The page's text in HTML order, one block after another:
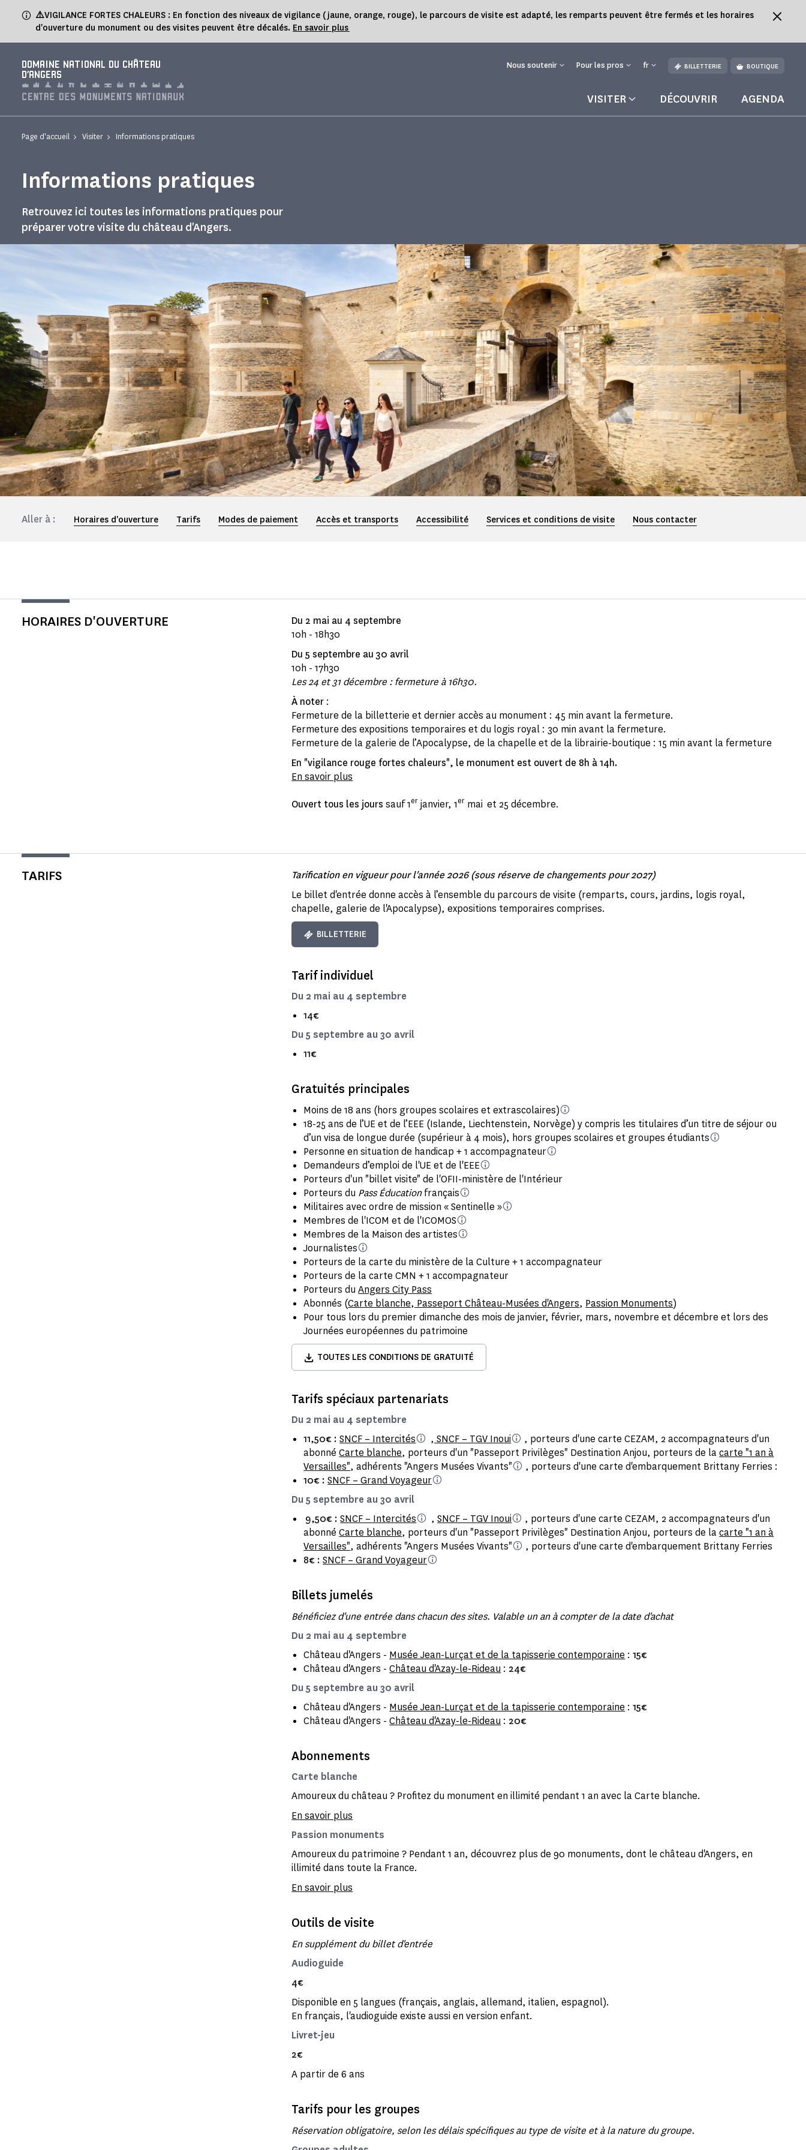
⚠️VIGILANCE FORTES CHALEURS : En fonction des niveaux de vigilance (jaune, orange, rouge), le parcours de visite est adapté, les remparts peuvent être fermés et les horaires
d'ouverture du monument ou des visites peuvent être décalés. En savoir plus
DOMAINE NATIONAL DU CHÂTEAU
D'ANGERS
Nous soutenir Pour les pros fr BILLETTERIE BOUTIQUE
VISITER DÉCOUVRIR AGENDA
Page d'accueil Visiter Informations pratiques
Informations pratiques
Retrouvez ici toutes les informations pratiques pour
préparer votre visite du château d'Angers.
Aller à : Horaires d'ouverture Tarifs Modes de paiement Accès et transports Accessibilité Services et conditions de visite Nous contacter
HORAIRES D'OUVERTURE
Du 2 mai au 4 septembre
10h - 18h30
Du 5 septembre au 30 avril
10h - 17h30
Les 24 et 31 décembre : fermeture à 16h30.
À noter :
Fermeture de la billetterie et dernier accès au monument : 45 min avant la fermeture.
Fermeture des expositions temporaires et du logis royal : 30 min avant la fermeture.
Fermeture de la galerie de l’Apocalypse, de la chapelle et de la librairie-boutique : 15 min avant la fermeture
En "vigilance rouge fortes chaleurs", le monument est ouvert de 8h à 14h.
En savoir plus
Ouvert tous les jourssauf 1er janvier, 1er mai et 25 décembre.
TARIFS
Tarification en vigueur pour l'année 2026 (sous réserve de changements pour 2027)
Le billet d'entrée donne accès à l’ensemble du parcours de visite (remparts, cours, jardins, logis royal,
chapelle, galerie de l'Apocalypse), expositions temporaires comprises.
BILLETTERIE
Tarif individuel
Du 2 mai au 4 septembre
14€
Du 5 septembre au 30 avril
11€
Gratuités principales
Moins de 18 ans (hors groupes scolaires et extrascolaires)
18-25 ans de l’UE et de l’EEE (Islande, Liechtenstein, Norvège) y compris les titulaires d’un titre de séjour ou
d’un visa de longue durée (supérieur à 4 mois), hors groupes scolaires et groupes étudiants
Personne en situation de handicap + 1 accompagnateur
Demandeurs d’emploi de l'UE et de l'EEE
Porteurs d'un "billet visite" de l'OFII-ministère de l'Intérieur
Porteurs du Pass Éducationfrançais
Militaires avec ordre de mission « Sentinelle »
Membres de l'ICOM et de l'ICOMOS
Membres de la Maison des artistes
Journalistes
Porteurs de la carte du ministère de la Culture + 1 accompagnateur
Porteurs de la carte CMN + 1 accompagnateur
Porteurs duAngers City Pass
Abonnés (Carte blanche, Passeport Château-Musées d'Angers, Passion Monuments)
Pour tous lors du premier dimanche des mois de janvier, février, mars, novembre et décembre et lors des
Journées européennes du patrimoine
TOUTES LES CONDITIONS DE GRATUITÉ
Tarifs spéciaux partenariats
Du 2 mai au 4 septembre
11,50€ :SNCF – Intercités , SNCF – TGV Inoui
, porteurs d'une carte CEZAM, 2 accompagnateurs d'un
abonnéCarte blanche, porteurs d'un "Passeport Privilèges" Destination Anjou, porteurs de lacarte "1 an à
Versailles", adhérents "Angers Musées Vivants"
, porteurs d'une carte d'embarquement Brittany Ferries :
10€ :SNCF – Grand Voyageur
Du 5 septembre au 30 avril
9,50€ :SNCF – Intercités ,SNCF – TGV Inoui
, porteurs d'une carte CEZAM, 2 accompagnateurs d'un
abonnéCarte blanche, porteurs d'un "Passeport Privilèges" Destination Anjou, porteurs de lacarte "1 an à
Versailles", adhérents "Angers Musées Vivants"
, porteurs d'une carte d'embarquement Brittany Ferries
8€ :SNCF – Grand Voyageur
Billets jumelés
Bénéficiez d'une entrée dans chacun des sites. Valable un an à compter de la date d'achat
Du 2 mai au 4 septembre
Château d'Angers - Musée Jean-Lurçat et de la tapisserie contemporaine :15€
Château d'Angers -Château d'Azay-le-Rideau : 24€
Du 5 septembre au 30 avril
Château d'Angers - Musée Jean-Lurçat et de la tapisserie contemporaine :15€
Château d'Angers -Château d'Azay-le-Rideau : 20€
Abonnements
Carte blanche
Amoureux du château ? Profitez du monument en illimité pendant 1 an avec la Carte blanche.
En savoir plus
Passion monuments
Amoureux du patrimoine ? Pendant 1 an, découvrez plus de 90 monuments, dont le château d'Angers, en
illimité dans toute la France.
En savoir plus
Outils de visite
En supplément du billet d'entrée
Audioguide
4€
Disponible en 5 langues (français, anglais, allemand, italien, espagnol).
En français, l'audioguide existe aussi en version enfant.
Livret-jeu
2€
A partir de 6 ans
Tarifs pour les groupes
Réservation obligatoire, selon les délais spécifiques au type de visite et à la nature du groupe.